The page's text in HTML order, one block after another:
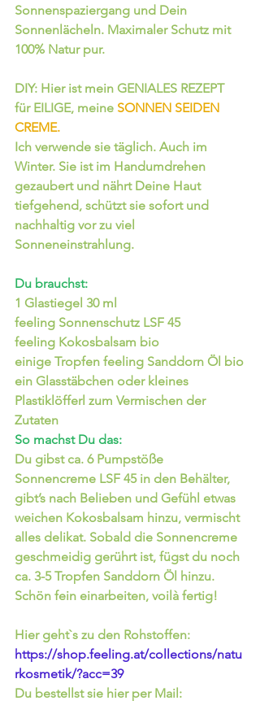
Sonnenspaziergang und Dein
Sonnenlächeln. Maximaler Schutz mit
100% Natur pur.
DIY: Hier ist mein GENIALES REZEPT
für EILIGE, meine SONNEN SEIDEN
CREME.
Ich verwende sie täglich. Auch im
Winter. Sie ist im Handumdrehen
gezaubert und nährt Deine Haut
tiefgehend, schützt sie sofort und
nachhaltig vor zu viel
Sonneneinstrahlung.
Du brauchst:
1 Glastiegel 30 ml
feeling Sonnenschutz LSF 45
feeling Kokosbalsam bio
einige Tropfen feeling Sanddorn Öl bio
ein Glasstäbchen oder kleines
Plastiklöfferl zum Vermischen der
Zutaten
So machst Du das:
Du gibst ca. 6 Pumpstöße
Sonnencreme LSF 45 in den Behälter,
gibt’s nach Belieben und Gefühl etwas
weichen Kokosbalsam hinzu, vermischt
alles delikat. Sobald die Sonnencreme
geschmeidig gerührt ist, fügst du noch
ca. 3-5 Tropfen Sanddorn Öl hinzu.
Schön fein einarbeiten, voilà fertig!
Hier geht`s zu den Rohstoffen:
https://shop.feeling.at/collections/natu
rkosmetik/?acc=39
Du bestellst sie hier per Mail: